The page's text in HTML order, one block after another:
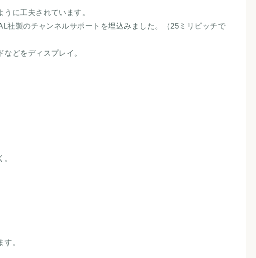
に工夫されています。
社製のチャンネルサポートを埋込みました。（25ミリピッチで
どをディスプレイ。
。